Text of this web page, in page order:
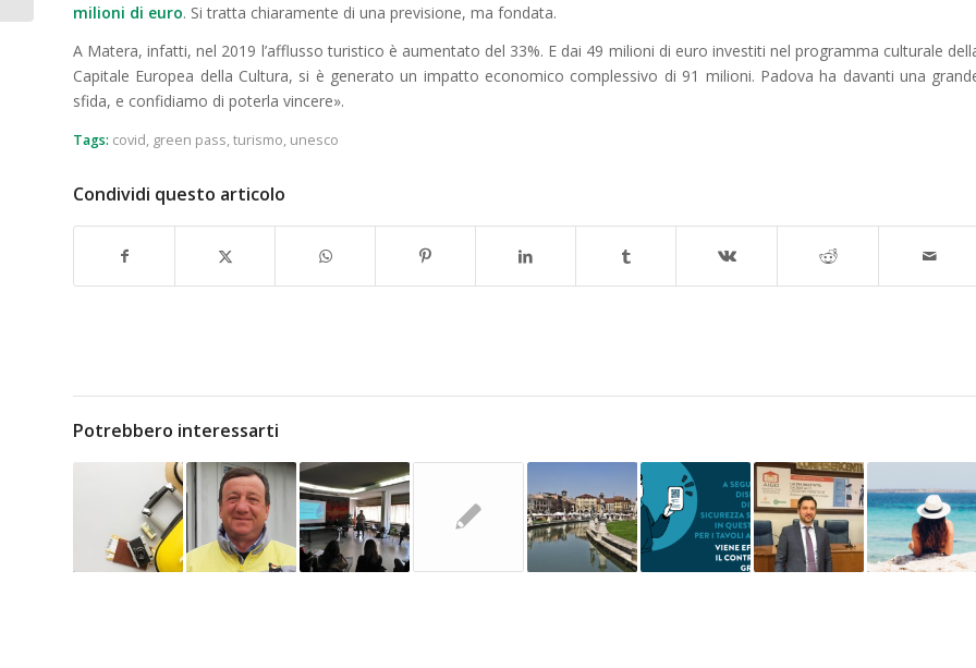
milioni di euro. Si tratta chiaramente di una previsione, ma fondata.
A Matera, infatti, nel 2019 l’afflusso turistico è aumentato del 33%. E dai 49 milioni di euro investiti nel programma culturale
Capitale Europea della Cultura, si è generato un impatto economico complessivo di 91 milioni. Padova ha davanti una
sfida, e confidiamo di poterla vincere».
Tags: covid, green pass, turismo, unesco
Condividi questo articolo
Potrebbero interessarti